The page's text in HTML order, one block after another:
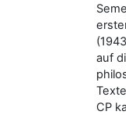
auf
CP